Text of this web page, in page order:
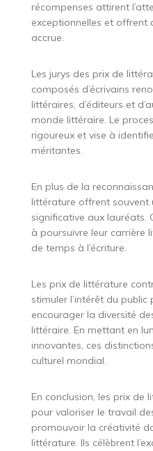
récompenses attirent
exceptionnelles et offrent
accrue.
Les jurys des prix de
composés d’écrivains
littéraires, d’éditeurs et
monde littéraire. Le
rigoureux et vise à
méritantes.
En plus de la
littérature offrent souvent
significative aux lauréats.
à poursuivre leur carrière
de temps à l’écriture.
Les prix de littérature
stimuler l’intérêt du
encourager la diversité
littéraire. En mettant en
innovantes, ces
culturel mondial.
En conclusion, les prix de
pour valoriser le travail
promouvoir la créativité
littérature. Ils célèbrent